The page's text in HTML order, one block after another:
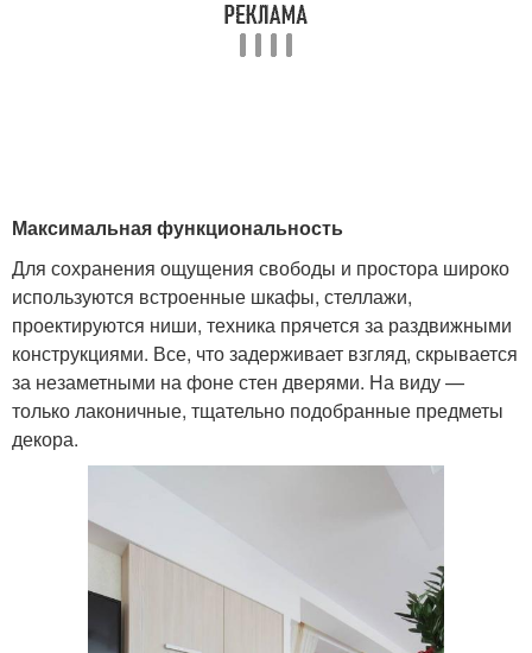
Максимальная функциональность
Для сохранения ощущения свободы и простора широко
используются встроенные шкафы, стеллажи,
проектируются ниши, техника прячется за раздвижными
конструкциями. Все, что задерживает взгляд, скрывается
за незаметными на фоне стен дверями. На виду —
только лаконичные, тщательно подобранные предметы
декора.